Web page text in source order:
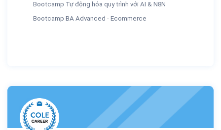
Bootcamp Tự động hóa quy trình với AI & N8N
Bootcamp BA Advanced - Ecommerce